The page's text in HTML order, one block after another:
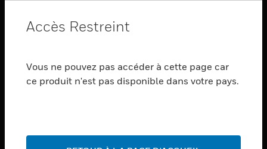
toggle view
SERVICES
toggle view
Accès Restreint
Vous ne pouvez pas accéder à cette page car
ce produit n'est pas disponible dans votre pays.